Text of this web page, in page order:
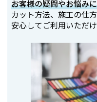
お客様の疑問やお悩み
カット方法、施工の仕
安心してご利用いただけ